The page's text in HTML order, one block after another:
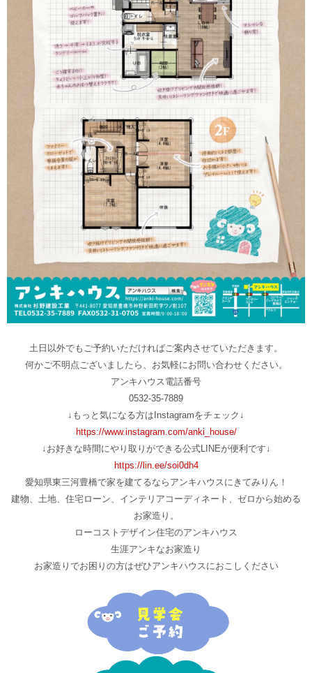
土日以外でもご予約いただければご案内させていただきます。
何かご不明点ございましたら、お気軽にお問い合わせください。
アンキハウス電話番号
0532-35-7889
↓もっと気になる方はInstagramをチェック↓
https://www.instagram.com/anki_house/
↓お好きな時間にやり取りができる公式LINEが便利です↓
https://lin.ee/soi0dh4
愛知県東三河豊橋で家を建てるならアンキハウスにきてみりん！
建物、土地、住宅ローン、インテリアコーディネート、ゼロから始める
お家造り。
ローコストデザイン住宅のアンキハウス
生涯アンキなお家造り
お家造りでお困りの方はぜひアンキハウスにおこしください